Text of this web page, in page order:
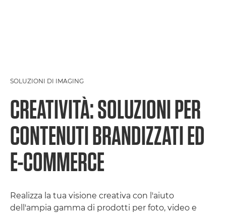
SOLUZIONI DI IMAGING
CREATIVITÀ: SOLUZIONI PER
CONTENUTI BRANDIZZATI ED
E-COMMERCE
Realizza la tua visione creativa con l'aiuto
dell'ampia gamma di prodotti per foto, video e